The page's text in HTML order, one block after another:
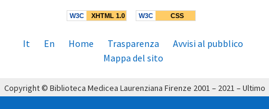
W3C XHTML 1.0 W3C CSS
Menù
It En Home Trasparenza
Avvisi al pubblico
Mappa del sito
Copyright © Biblioteca Medicea Laurenziana Firenze 2001 – 2021 – Ultimo